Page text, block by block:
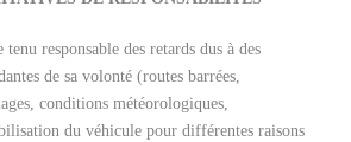
tenu responsable des retards dus à des
de sa volonté (routes barrées,
conditions météorologiques,
du véhicule pour différentes raisons